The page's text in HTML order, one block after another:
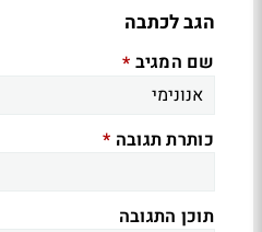
הגב לכתבה
שם המגיב *
כותרת תגובה *
תוכן התגובה